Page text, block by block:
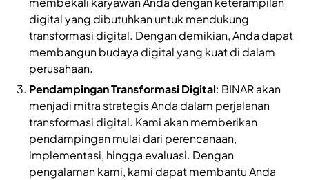
digital yang dibutuhkan untuk mendukung
transformasi digital. Dengan demikian, Anda dapat
membangun budaya digital yang kuat di dalam
perusahaan.
Pendampingan Transformasi Digital: BINAR akan
menjadi mitra strategis Anda dalam perjalanan
transformasi digital. Kami akan memberikan
pendampingan mulai dari perencanaan,
implementasi, hingga evaluasi. Dengan
pengalaman kami, kami dapat membantu Anda